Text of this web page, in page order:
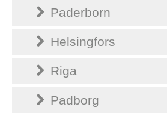
Paderborn
Helsingfors
Riga
Padborg